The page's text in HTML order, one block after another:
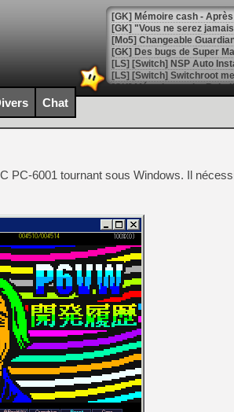
[GK] Mémoire cash -
[GK] "Vous ne serez
[Mo5] Changeable
[GK] Des bugs de Super
[LS] [Switch] NSP Auto
[GK] La saga horrifique
[GK] Le portage de Super
[Mo5] Le jeu de course
[GK] Guillermo del Toro
[LTF] Eté 2026 - Séquence 6
[GK] Mistfall Hunter : déjà
[GK] Wo Long 2 évolue
[GK] Crossfire : un TPS à
[LS] [PS5] Premiers
[Mo5] DOOM arrive en
[GK] Bethesda fête les 30
[GK] Roblox : l'action en
Chat
PC-6001 tournant sous Windows. Il